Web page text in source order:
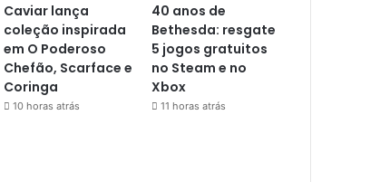
Caviar lança
coleção inspirada
em O Poderoso
Chefão, Scarface e
Coringa
10 horas atrás
40 anos de
Bethesda: resgate
5 jogos gratuitos
no Steam e no
Xbox
11 horas atrás